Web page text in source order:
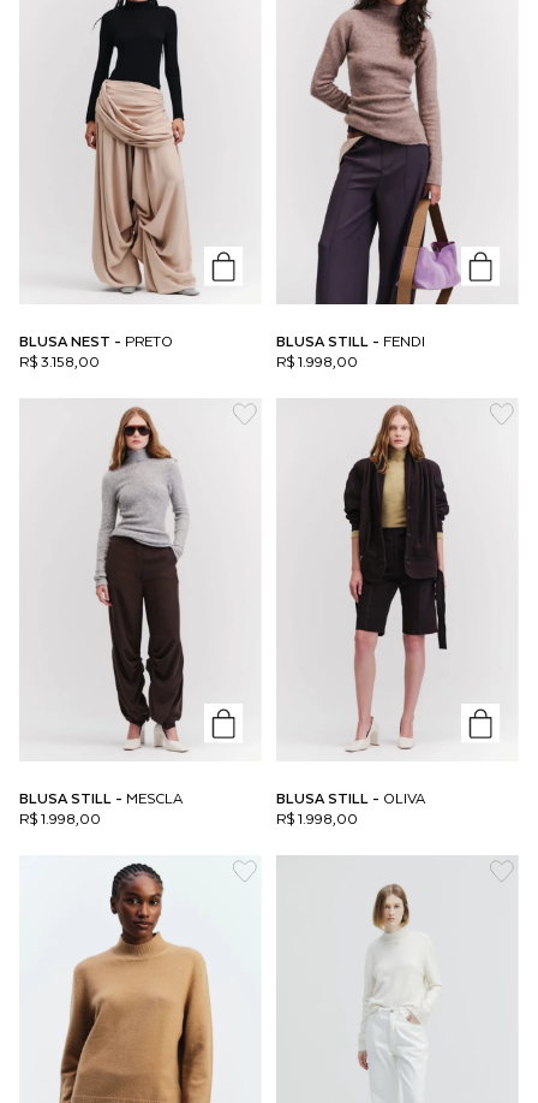
BLUSA NEST - PRETO
R$ 3.158,00
BLUSA STILL - FENDI
R$ 1.998,00
BLUSA STILL - MESCLA
R$ 1.998,00
BLUSA STILL - OLIVA
R$ 1.998,00